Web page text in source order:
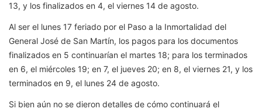
13, y los finalizados en 4, el viernes 14 de agosto.
Al ser el lunes 17 feriado por el Paso a la Inmortalidad del
General José de San Martín, los pagos para los documentos
finalizados en 5 continuarían el martes 18; para los terminados
en 6, el miércoles 19; en 7, el jueves 20; en 8, el viernes 21, y los
terminados en 9, el lunes 24 de agosto.
Si bien aún no se dieron detalles de cómo continuará el